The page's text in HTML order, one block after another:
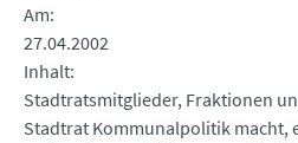
Am
27.04.2002
Inhalt
Stadtratsmitglieder, Fraktionen
Stadtrat Kommunalpolitik macht,